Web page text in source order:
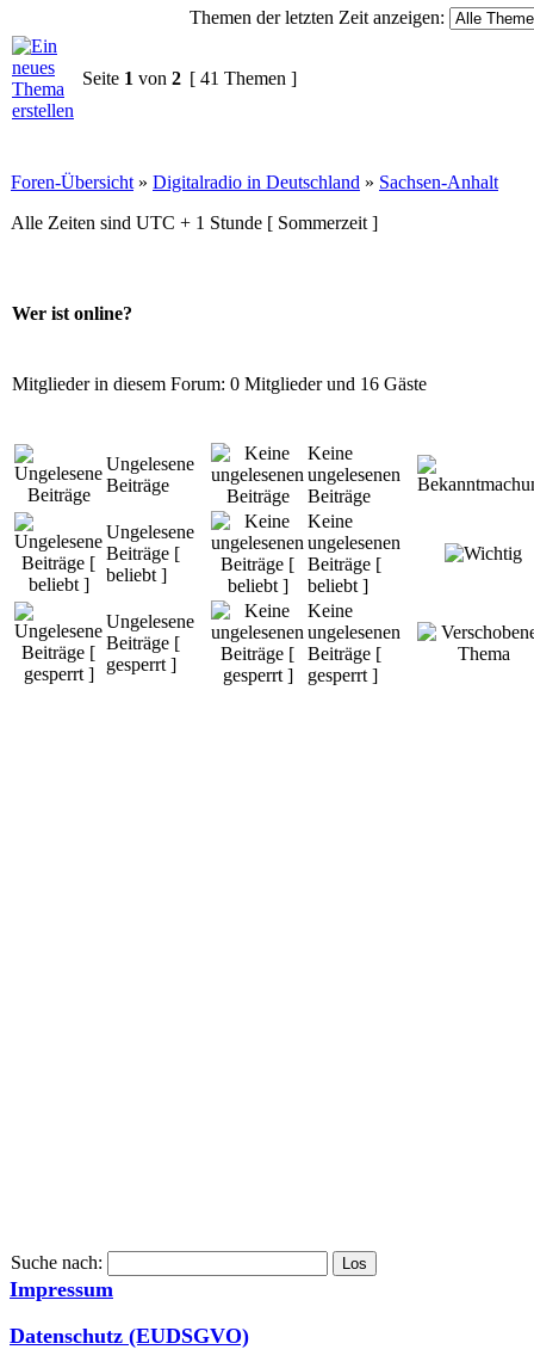
Themen der letzten Zeit anzeigen:
Seite 1 von 2 [ 41 Themen ]
Foren-Übersicht » Digitalradio in Deutschland » Sachsen-Anhalt
Alle Zeiten sind UTC + 1 Stunde [ Sommerzeit ]
Wer ist online?
Mitglieder in diesem Forum: 0 Mitglieder und 16 Gäste
Ungelesene
Beiträge
Keine
ungelesenen
Beiträge
Ungelesene
Beiträge [
beliebt ]
Keine
ungelesenen
Beiträge [
beliebt ]
Ungelesene
Beiträge [
gesperrt ]
Keine
ungelesenen
Beiträge [
gesperrt ]
Suche nach:
Impressum
Datenschutz (EUDSGVO)